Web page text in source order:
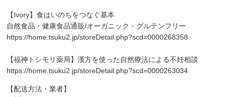
【Ivory】食はいのちをつなぐ基本
自然食品・健康食品通販/オーガニック・グルテンフリー
https://home.tsuku2.jp/storeDetail.php?scd=0000268358
【福神トシモリ薬局】漢方を使った自然療法による不妊相談
https://home.tsuku2.jp/storeDetail.php?scd=0000263034
【配送方法・業者】